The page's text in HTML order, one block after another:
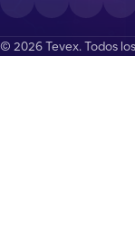
© 2026 Tevex. Todos